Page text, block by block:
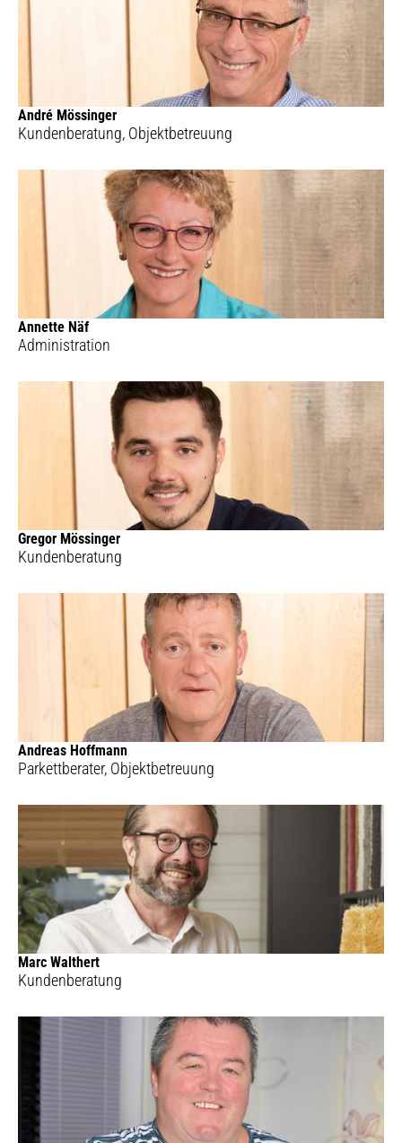
André Mössinger
Kundenberatung, Objektbetreuung
Annette Näf
Administration
Gregor Mössinger
Kundenberatung
Andreas Hoffmann
Parkettberater, Objektbetreuung
Marc Walthert
Kundenberatung